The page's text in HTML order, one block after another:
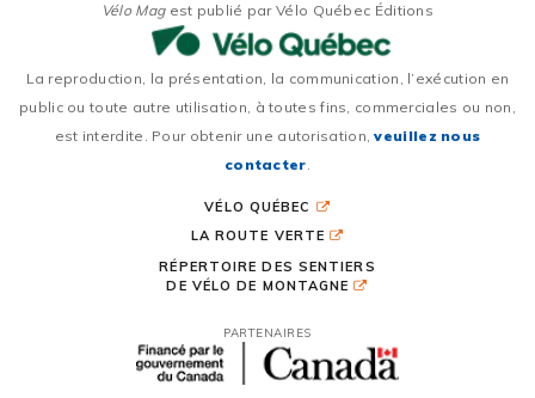
Vélo Magest publié par Vélo Québec Éditions
La reproduction, la présentation, la communication, l’exécution en
public ou toute autre utilisation, à toutes fins, commerciales ou non,
est interdite. Pour obtenir une autorisation,veuillez nous
contacter.
VÉLO QUÉBEC
LA ROUTE VERTE
RÉPERTOIRE DES SENTIERS
DE VÉLO DE MONTAGNE
PARTENAIRES